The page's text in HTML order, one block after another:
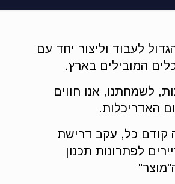
לעבוד וליצור יחד עם
המובילים בארץ.
לשמחתנו, אנו חווים
האדריכלות.
קודם כל, עקב דרישת
לפתרונות תכנון